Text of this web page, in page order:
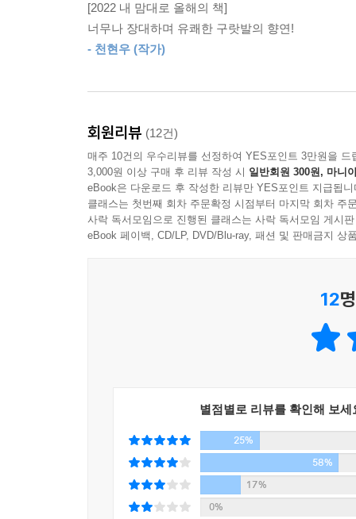
것은 아니지만 그들의 삶의 궤적이 가져다주는 활
중요한 것은 이러한 허풍과 허언의 포즈가 우리의
미시사를 증발시켰다. 억지로 끼워 맞추는 것이
코너리를 “개 쌍놈의 싸가지”로 부르고 “베트남
가수 레이 찰스와 나이지리아의 작가 치누아 아
이야기까지 전쟁 영웅담을 늘어놓는 허세의 말투
따라서 최민석의 소설은 무거움에 대한 저항으로
즐기는 청중처럼, 가볍게 잽을 날리는 복서의 재
허황한 “풍”을 날리는 최민석의 배짱이 독자들의
[2022 내 맘대로 올해의 책]
너무나 장대하며 유쾌한 구랏발의 향연!
- 천현우 (작가)
회원리뷰 (12건)
매주 10건의 우수리뷰를 선정하여 YES포인트 3만원을 드
3,000원 이상 구매 후 리뷰 작성 시 일반회원 300원, 마니
eBook은 다운로드 후 작성한 리뷰만 YES포인트 지급됩니
클래스는 첫번째 회차 주문확정 시점부터 마지막 회차 주
사락 독서모임으로 진행된 클래스는 사락 독서모임 게시
eBook 페이백, CD/LP, DVD/Blu-ray, 패션 및 판매금지 상
12
별점별로 리뷰를 확인해 보세
25%
58%
17%
0%